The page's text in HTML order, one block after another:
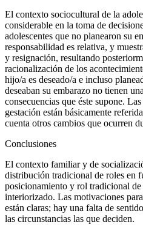
El contexto sociocultural de la
considerable en la toma de
adolescentes que no planearon su
responsabilidad es relativa, y
y resignación, resultando
racionalización de los
hijo/a es deseado/a e incluso
deseaban su embarazo no tienen
consecuencias que éste supone.
gestación están básicamente
cuenta otros cambios que ocurren
Conclusiones
El contexto familiar y de
distribución tradicional de roles en
posicionamiento y rol tradicional
interiorizado. Las motivaciones
están claras; hay una falta de
las circunstancias las que deciden.